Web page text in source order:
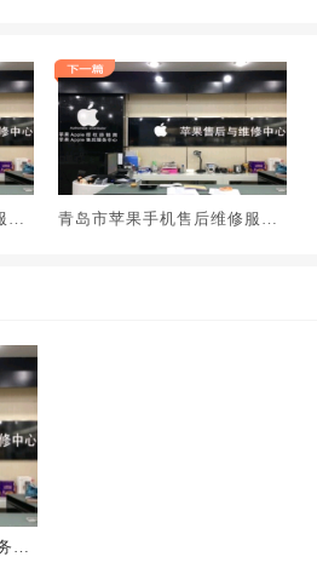
青岛市苹果手机售后维修服务
中